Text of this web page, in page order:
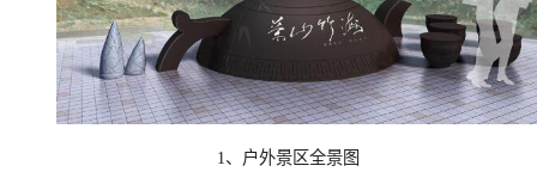
1、户外景区全景图